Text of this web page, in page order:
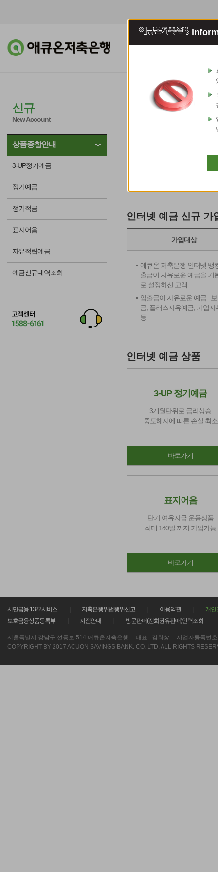
조회이체 예적
신규
New Account
상품종합안내
3-UP정기예금
정기예금
정기적금
표지어음
자유적립예금
예금신규내역조회
상품종합안
영업점 방문 없이 인터넷으
인터넷 예금 신규 가입 시
인터넷 예금 신규 가
가입대상
애큐온 저축은행 인터넷 뱅
출금이 자유로운 예금을 기
로 설정하신 고객
입출금이 자유로운 예금 :
금, 플러스자유예금, 기업자
등
인터넷 예금 상품
3-UP 정기예금
3개월단위로 금리상승
중도해지에 따른 손실 최소
바로가기
표지어음
단기 여유자금 운용상품
최대 180일 까지 가입가능
바로가기
서민금융 1322서비스 저축은행위법행위신고 이용약관
개인
보호금융상품등록부
지점안내 방문판매(전화권유판매)인력조회
서울특별시 강남구 선릉로 514 애큐온저축은행 대표 : 김희상 사업자등록번
COPYRIGHT BY 2017 ACUON SAVINGS BANK. CO. LTD. ALL RIGHTS